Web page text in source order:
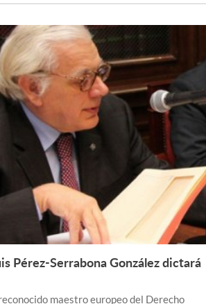
Leer Más +
Pérez-Serrabona González dictará
maestro europeo del Derecho